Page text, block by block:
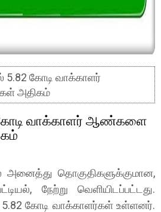
5.82 கோடி வாக்காளர்
அதிகம்
கோடி வாக்காளர் ஆண்களை
தொகுதிகளுக்குமான,
நேற்று வெளியிடப்பட்டது.
5.82 கோடி வாக்காளர்கள் உள்ளனர்.